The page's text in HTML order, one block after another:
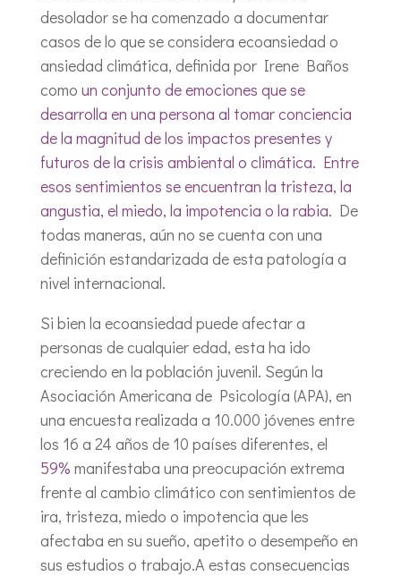
desolador se ha comenzado a documentar
casos de lo que se considera ecoansiedad o
ansiedad climática, definida por Irene Baños
como un conjunto de emociones que se
desarrolla en una persona al tomar conciencia
de la magnitud de los impactos presentes y
futuros de la crisis ambiental o climática. Entre
esos sentimientos se encuentran la tristeza, la
angustia, el miedo, la impotencia o la rabia. De
todas maneras, aún no se cuenta con una
definición estandarizada de esta patología a
nivel internacional.
Si bien la ecoansiedad puede afectar a
personas de cualquier edad, esta ha ido
creciendo en la población juvenil. Según la
Asociación Americana de Psicología (APA), en
una encuesta realizada a 10.000 jóvenes entre
los 16 a 24 años de 10 países diferentes, el
59% manifestaba una preocupación extrema
frente al cambio climático con sentimientos de
ira, tristeza, miedo o impotencia que les
afectaba en su sueño, apetito o desempeño en
sus estudios o trabajo.A estas consecuencias